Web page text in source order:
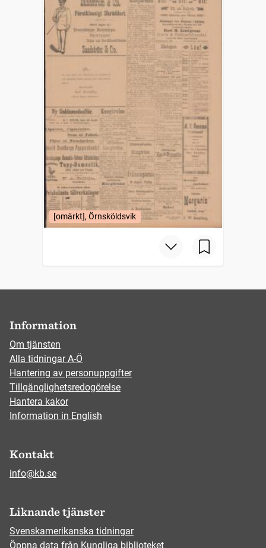
[omärkt], Örnsköldsvik
Information
Om tjänsten
Alla tidningar A-Ö
Hantering av personuppgifter
Tillgänglighetsredogörelse
Hantera kakor
Information in English
Kontakt
info@kb.se
Liknande tjänster
Svenskamerikanska tidningar
Öppna data från Kungliga biblioteket